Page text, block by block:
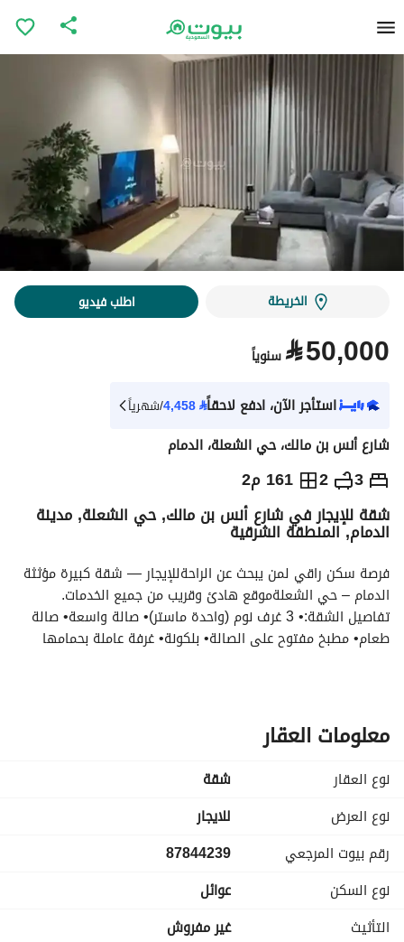
الخريطة اطلب فيديو
⃁50,000 سنوياً
استأجر الآن، ادفع لاحقاً⃁
4,458/شهرياً
شارع أنس بن مالك، حي الشعلة، الدمام
3
2 161 م2 ⃁
50,000سنوياً
الإعلان الاماكن القريبة
شقة للإيجار في شارع أنس بن مالك, حي الشعلة, مدينة
الدمام, المنطقة الشرقية
الدمام – حي الشعلةموقع هادئ وقريب من جميع الخدمات.
طعام• مطبخ مفتوح على الصالة• بلكونة• غرفة عاملة بحمامها
5,500
للتواصل والاستفسار:0552932864
عقد الوساطة: 6200762718 ترخيص الإعلان: 7200802342
معلومات العقار
نوع العقار
شقة
نوع العرض
للايجار
رقم بيوت المرجعي
87844239
نوع السكن
عوائل
التأثيث
غير مفروش